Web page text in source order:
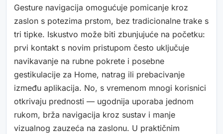
Gesture navigacija omogućuje pomicanje kroz
zaslon s potezima prstom, bez tradicionalne trake s
tri tipke. Iskustvo može biti zbunjujuće na početku:
prvi kontakt s novim pristupom često uključuje
navikavanje na rubne pokrete i posebne
gestikulacije za Home, natrag ili prebacivanje
između aplikacija. No, s vremenom mnogi korisnici
otkrivaju prednosti — ugodnija uporaba jednom
rukom, brža navigacija kroz sustav i manje
vizualnog zauzeća na zaslonu. U praktičnim